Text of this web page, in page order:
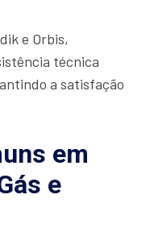
e Orbis,
técnica
a satisfação
em
e